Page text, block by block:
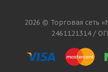
2026 © Торговая сеть
2461121314 /